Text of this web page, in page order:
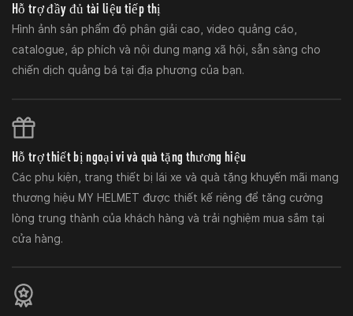
Hỗ trợ đầy đủ tài liệu tiếp thị
Hình ảnh sản phẩm độ phân giải cao, video quảng cáo,
catalogue, áp phích và nội dung mạng xã hội, sẵn sàng cho
chiến dịch quảng bá tại địa phương của bạn.
Hỗ trợ thiết bị ngoại vi và quà tặng thương hiệu
Các phụ kiện, trang thiết bị lái xe và quà tặng khuyến mãi mang
thương hiệu MY HELMET được thiết kế riêng để tăng cường
lòng trung thành của khách hàng và trải nghiệm mua sắm tại
cửa hàng.